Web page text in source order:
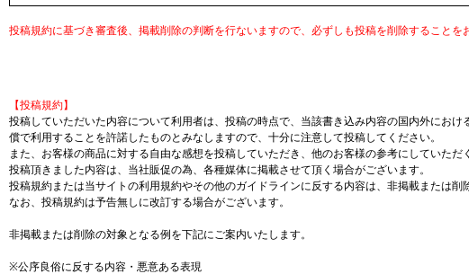
投稿規約に基づき審査後、掲載削除の判断を行ないますので、必ずしも投稿を削除することを
【投稿規約】
投稿していただいた内容について利用者は、投稿の時点で、当該書き込み内容の国内外にお
償で利用することを許諾したものとみなしますので、十分に注意して投稿してください。
また、お客様の商品に対する自由な感想を投稿していただき、他のお客様の参考にしていただ
投稿頂きました内容は、当社販促の為、各種媒体に掲載させて頂く場合がございます。
投稿規約または当サイトの利用規約やその他のガイドラインに反する内容は、非掲載または削
なお、投稿規約は予告無しに改訂する場合がございます。
非掲載または削除の対象となる例を下記にご案内いたします。
※公序良俗に反する内容・悪意ある表現